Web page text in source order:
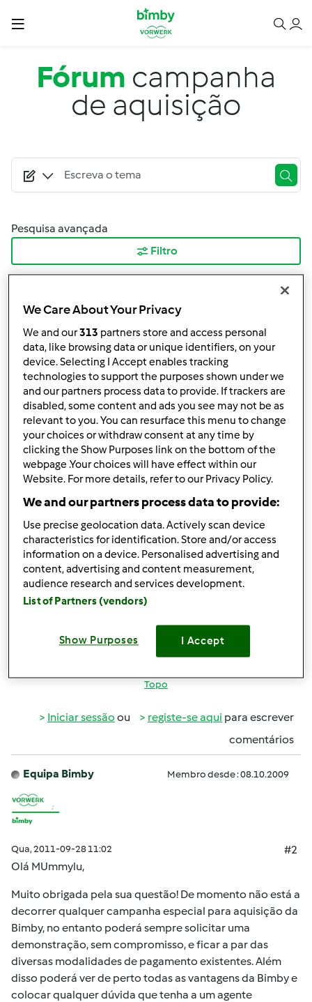
Passar para o conteúdo principal
Fórum campanha
de aquisição
Pesquisa avançada
Filtro
Mais Recentes
Resultados por página:
10
2 | Última entrada
Responder mensagem
Anónimo (não verificado)
Seg, 2011-09-26 01:10
Gostaria de saber se há alguma campanha a decorrer....a
ver se consigo comprar a Bimby para fazer sopas para a
minha bebecas e jantares bons para o meu maridao!
Obrigada!
Topo
Iniciar sessão ou registe-se aqui para escrever
comentários
Equipa Bimby Membro desde : 08.10.2009
Qua, 2011-09-28 11:02
#2
Olá MUmmylu,
Muito obrigada pela sua questão! De momento não está a
decorrer qualquer campanha especial para aquisição da
Bimby, no entanto poderá sempre solicitar uma
demonstração, sem compromisso, e ficar a par das
diversas modalidades de pagamento existentes. Além
disso poderá ver de perto todas as vantagens da Bimby e
colocar qualquer dúvida que tenha a um agente
We Care About Your Privacy
We and our313 partners store and access personal
data, like browsing data or unique identifiers, on your
device. Selecting I Accept enables tracking
technologies to support the purposes shown under we
and our partners process data to provide. If trackers are
disabled, some content and ads you see may not be as
relevant to you. You can resurface this menu to change
your choices or withdraw consent at any time by
clicking the Show Purposes link on the bottom of the
webpage .Your choices will have effect within our
Website. For more details, refer to our Privacy Policy.
We and our partners process data to provide:
Use precise geolocation data. Actively scan device
characteristics for identification. Store and/or access
information on a device. Personalised advertising and
content, advertising and content measurement,
audience research and services development.
List of Partners (vendors)
Show Purposes I Accept